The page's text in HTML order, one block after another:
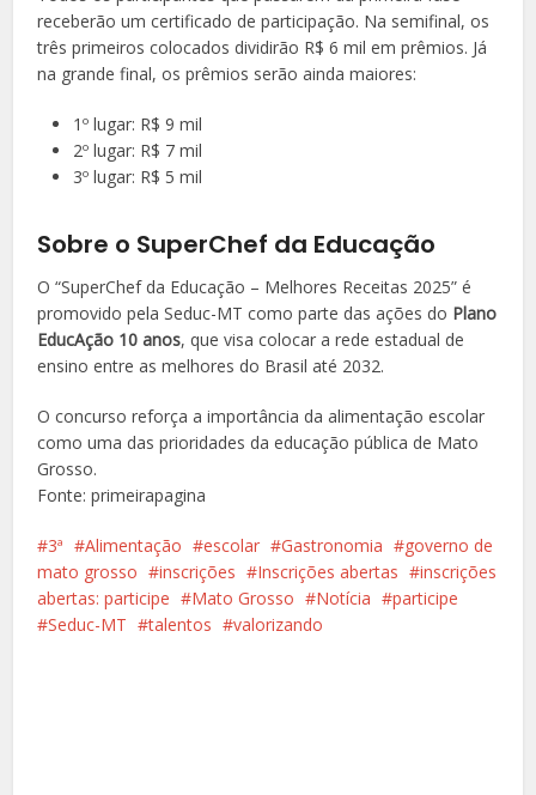
receberão um certificado de participação. Na semifinal, os
três primeiros colocados dividirão R$ 6 mil em prêmios. Já
na grande final, os prêmios serão ainda maiores:
1º lugar: R$ 9 mil
2º lugar: R$ 7 mil
3º lugar: R$ 5 mil
Sobre o SuperChef da Educação
O “SuperChef da Educação – Melhores Receitas 2025” é
promovido pela Seduc-MT como parte das ações do Plano
EducAção 10 anos, que visa colocar a rede estadual de
ensino entre as melhores do Brasil até 2032.
O concurso reforça a importância da alimentação escolar
como uma das prioridades da educação pública de Mato
Grosso.
Fonte: primeirapagina
3ª Alimentação escolar Gastronomia
governo de
mato grosso
inscrições Inscrições abertas
inscrições
abertas: participe
Mato Grosso Notícia
participe
Seduc-MT
talentos valorizando